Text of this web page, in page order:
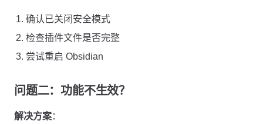
确认已关闭安全模式
检查插件文件是否完整
尝试重启 Obsidian
问题二：功能不生效？
解决方案：